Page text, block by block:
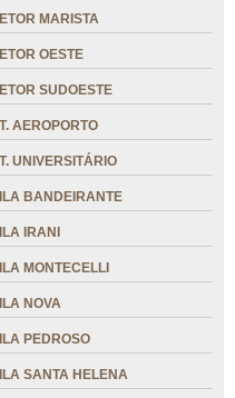
MARISTA
OESTE
SUDOESTE
AEROPORTO
UNIVERSITÁRIO
BANDEIRANTE
IRANI
MONTECELLI
NOVA
PEDROSO
SANTA HELENA